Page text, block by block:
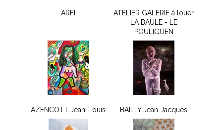
ARFI
ATELIER GALERIE à louer
LA BAULE - LE
POULIGUEN
AZENCOTT Jean-Louis BAILLY Jean-Jacques